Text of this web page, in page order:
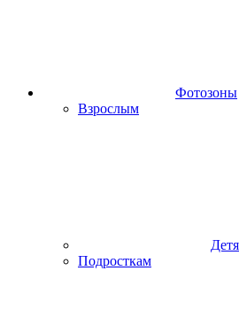
Фотозоны
Взрослым
Подросткам